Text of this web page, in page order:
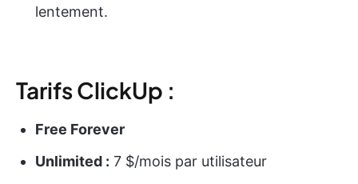
lentement.
Tarifs ClickUp :
Free Forever
Unlimited : 7 $/mois par utilisateur